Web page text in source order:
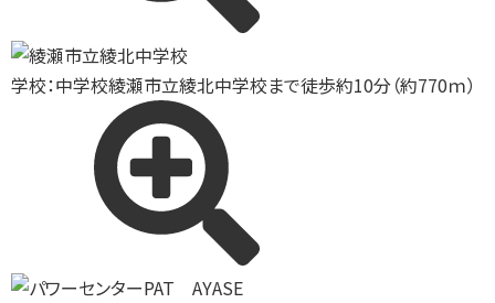
学校：中学校綾瀬市立綾北中学校まで徒歩約10分（約770ｍ）